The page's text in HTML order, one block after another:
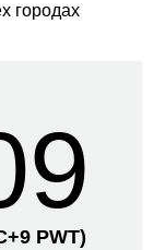
городах
9 PWT)